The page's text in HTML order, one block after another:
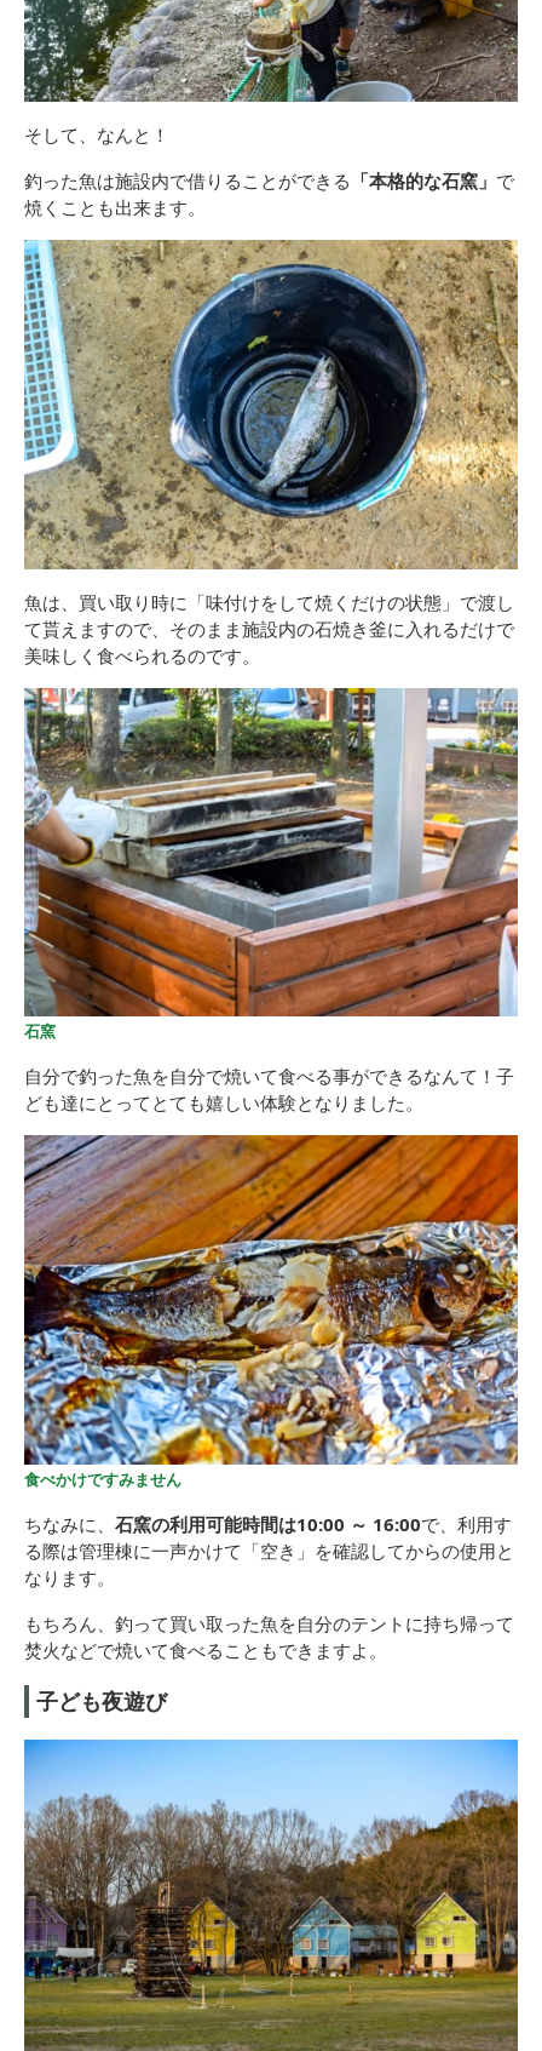
そして、なんと！
釣った魚は施設内で借りることができる 「本格的な石窯」 で
焼くことも出来ます。
魚は、買い取り時に「味付けをして焼くだけの状態」で渡し
て貰えますので、そのまま施設内の石焼き釜に入れるだけで
美味しく食べられるのです。
石窯
自分で釣った魚を自分で焼いて食べる事ができるなんて！子
ども達にとってとても嬉しい体験となりました。
食べかけですみません
ちなみに、 石窯の利用可能時間は10:00 ～ 16:00で、利用す
る際は管理棟に一声かけて「空き」を確認してからの使用と
なります。
もちろん、釣って買い取った魚を自分のテントに持ち帰って
焚火などで焼いて食べることもできますよ。
子ども夜遊び